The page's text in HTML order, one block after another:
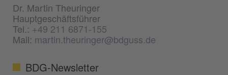
Dr. Martin Theuringer
Hauptgeschäftsführer
Tel.:+49 211 6871-155
Mail: martin.theuringer@bdguss.de
BDG-Newsletter